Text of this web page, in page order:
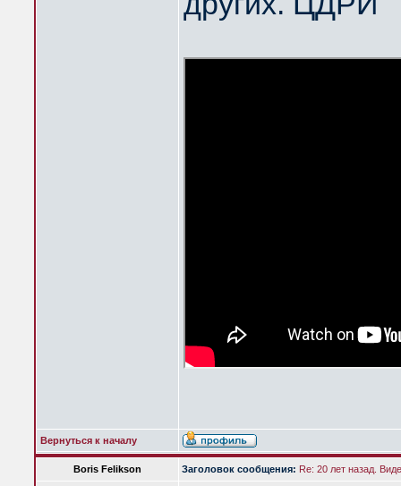
Вернуться к началу
Boris Felikson Заголовок сообщения: Re: 20 лет назад.